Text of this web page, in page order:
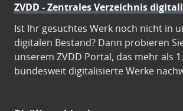
ZVDD - Zentrales Verzeichnis
Ist Ihr gesuchtes Werk noch nicht in
digitalen Bestand? Dann probieren
unserem ZVDD Portal, das mehr als
bundesweit digitalisierte Werke